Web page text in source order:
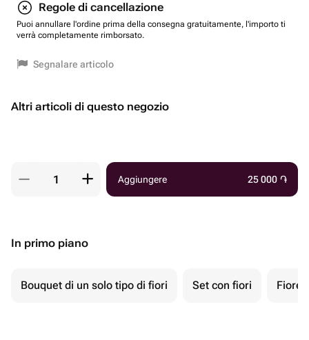
Regole di cancellazione
Puoi annullare l'ordine prima della consegna gratuitamente, l'importo ti
verrà completamente rimborsato.
Segnalare articolo
Altri articoli di questo negozio
Aggiungere 25 000 ֏
In primo piano
Bouquet di un solo tipo di fiori Set con fiori Fiore